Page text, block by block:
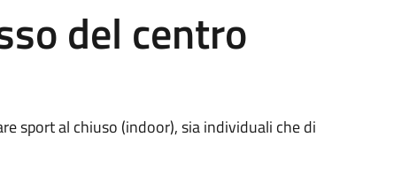
del centro
sport al chiuso (indoor), sia individuali che di